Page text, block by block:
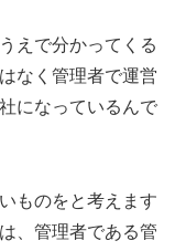
えで分かってくる
なく管理者で運営
になっているんで
ものをと考えます
、管理者である管